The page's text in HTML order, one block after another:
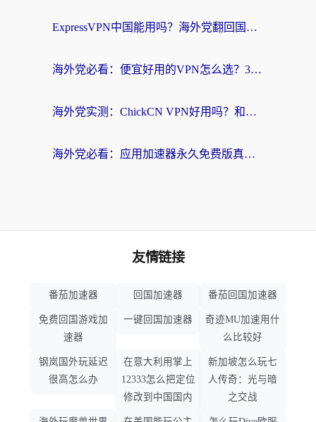
ExpressVPN中国能用吗？海外党翻回国内的加速器选择指南（附番茄加速器实测）
海外党必看：便宜好用的VPN怎么选？3步解决回国访问难题+Steam改区技巧
海外党实测：ChickCN VPN好用吗？和OurPlay VPN对比哪个回国效果更好？附避坑指南
海外党必看：应用加速器永久免费版真的靠谱吗？教你选对回国加速器无缝刷国内资源
友情链接
番茄加速器 回国加速器 番茄回国加速器
免费回国游戏加
速器
一键回国加速器
奇迹MU加速用什
么比较好
钢岚国外玩延迟
很高怎么办
在意大利用掌上
12333怎么把定位
修改到中国国内
新加坡怎么玩七
人传奇：光与暗
之交战